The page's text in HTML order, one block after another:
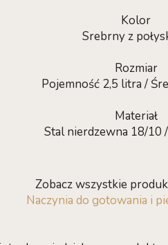
Kolor
Srebrny z
Rozmiar
Pojemność 2,5 litra /
Materiał
Stal nierdzewna 18/10
Zobacz wszystkie
Naczynia do gotowania i